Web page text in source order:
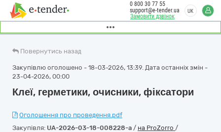
Замовити дзвінок
0 800 30 77 55
support@e-tender.ua
UK
Повернутись назад
Закупівлю оголошено - 18-03-2026, 13:39. Дата останніх змін -
23-04-2026, 00:00
Клеї, герметики, очисники, фіксатори
Оголошення про проведення.pdf
Закупівля: UA-2026-03-18-008228-a / на ProZorro /